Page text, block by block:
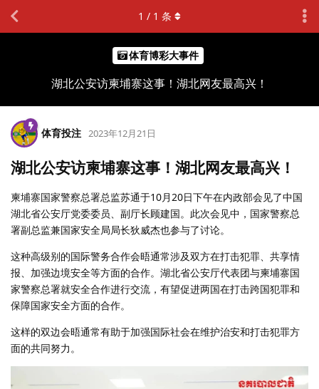
体育博彩大事件
湖北公安访柬埔寨这事！湖北网友最高兴！
1 / 1 条
体育投注 2023年12月21日
湖北公安访柬埔寨这事！湖北网友最高兴！
柬埔寨国家警察总署总监苏通于10月20日下午在内政部会见了中国
湖北省公安厅党委委员、副厅长顾建国。此次会见中，国家警察总
署副总监兼国家安全局局长狄威杰也参与了讨论。
这种高级别的国际警务合作会晤通常涉及双方在打击犯罪、共享情
报、加强边境安全等方面的合作。湖北省公安厅代表团与柬埔寨国
家警察总署就安全合作进行交流，有望促进两国在打击跨国犯罪和
保障国家安全方面的合作。
这样的双边会晤通常有助于加强国际社会在维护治安和打击犯罪方
面的共同努力。